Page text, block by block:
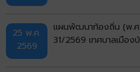
25 พ.ค.
2569
แผนพัฒนาท้องถิ่น (พ.
31/2569 เทศบาลเมือง